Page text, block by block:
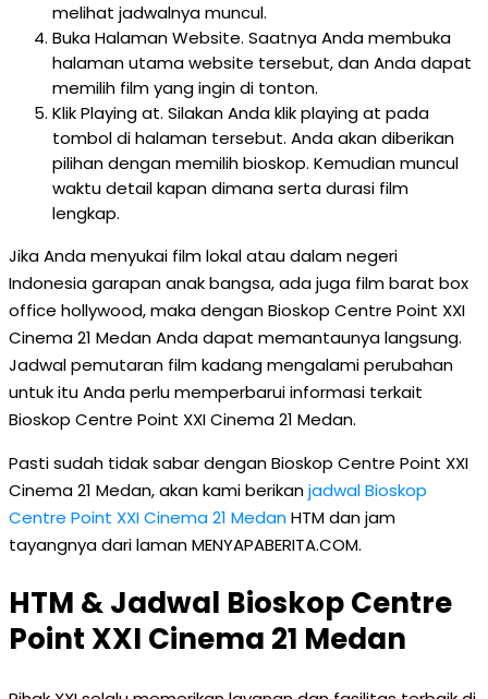
melihat jadwalnya muncul.
Buka Halaman Website. Saatnya Anda membuka
halaman utama website tersebut, dan Anda dapat
memilih film yang ingin di tonton.
Klik Playing at. Silakan Anda klik playing at pada
tombol di halaman tersebut. Anda akan diberikan
pilihan dengan memilih bioskop. Kemudian muncul
waktu detail kapan dimana serta durasi film
lengkap.
Jika Anda menyukai film lokal atau dalam negeri
Indonesia garapan anak bangsa, ada juga film barat box
office hollywood, maka dengan Bioskop Centre Point XXI
Cinema 21 Medan Anda dapat memantaunya langsung.
Jadwal pemutaran film kadang mengalami perubahan
untuk itu Anda perlu memperbarui informasi terkait
Bioskop Centre Point XXI Cinema 21 Medan.
Pasti sudah tidak sabar dengan Bioskop Centre Point XXI
Cinema 21 Medan, akan kami berikanjadwal Bioskop
Centre Point XXI Cinema 21 MedanHTM dan jam
tayangnya dari laman MENYAPABERITA.COM.
HTM & Jadwal Bioskop Centre
Point XXI Cinema 21 Medan